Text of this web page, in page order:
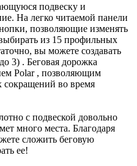
подвеску и
На легко читаемой панели
позволяющие изменять
из 15 профильных
вы можете создавать
3) . Беговая дорожка
Polar , позволяющим
сокращений во время
с подвеской довольно
много места. Благодаря
сложить беговую
ее!